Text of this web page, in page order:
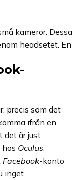
kameror.
headsetet.
precis som det
ifrån en
det är just
Oculus
Facebook-konto
inget